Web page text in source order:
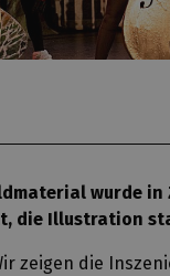
wurde
die Illustration
zeigen die